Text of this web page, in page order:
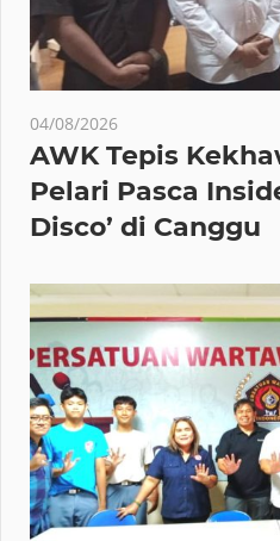
04/08/2026
AWK Tepis
Pelari Pasca
Disco’ di Canggu